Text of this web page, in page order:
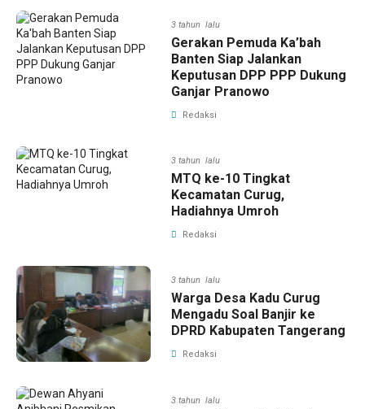
3 tahun lalu
Gerakan Pemuda Ka’bah
Banten Siap Jalankan
Keputusan DPP PPP Dukung
Ganjar Pranowo
Redaksi
3 tahun lalu
MTQ ke-10 Tingkat
Kecamatan Curug,
Hadiahnya Umroh
Redaksi
3 tahun lalu
Warga Desa Kadu Curug
Mengadu Soal Banjir ke
DPRD Kabupaten Tangerang
Redaksi
3 tahun lalu